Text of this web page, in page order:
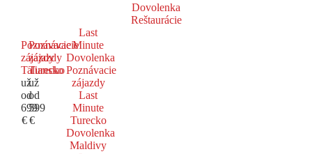
Dovolenka
Reštaurácie
Poznávacie
zájazdy
Taliansko
už
od
699
€
Poznávacie
zájazdy
Turecko
už
od
599
€
Last
Minute
Dovolenka
Poznávacie
zájazdy
Last
Minute
Turecko
Dovolenka
Maldivy